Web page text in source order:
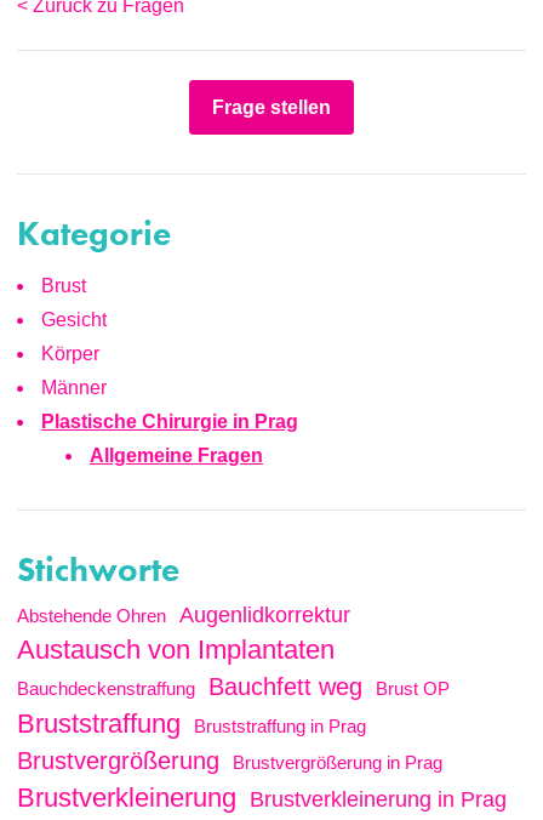
< Zurück zu Fragen
Frage stellen
Kategorie
Brust
Gesicht
Körper
Männer
Plastische Chirurgie in Prag
Allgemeine Fragen
Stichworte
Abstehende Ohren Augenlidkorrektur
Austausch von Implantaten
Bauchdeckenstraffung Bauchfett weg Brust OP
Bruststraffung Bruststraffung in Prag
Brustvergrößerung Brustvergrößerung in Prag
Brustverkleinerung Brustverkleinerung in Prag